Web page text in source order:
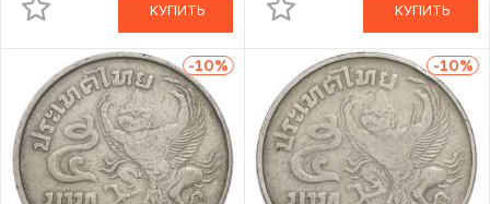
КУПИТЬ КУПИТЬ
-10% -10%